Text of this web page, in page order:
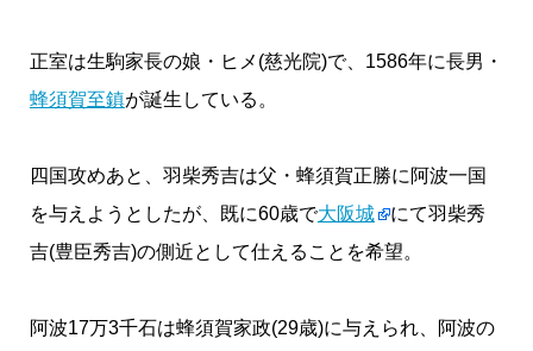
正室は生駒家長の娘・ヒメ(慈光院)で、1586年に長男・
蜂須賀至鎮が誕生している。
四国攻めあと、羽柴秀吉は父・蜂須賀正勝に阿波一国
を与えようとしたが、既に60歳で大阪城
にて羽柴秀
吉(豊臣秀吉)の側近として仕えることを希望。
阿波17万3千石は蜂須賀家政(29歳)に与えられ、阿波の